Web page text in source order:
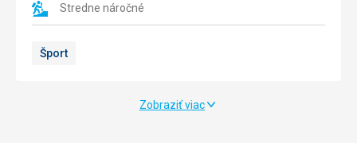
Stredne náročné
Šport
Zobraziť viac